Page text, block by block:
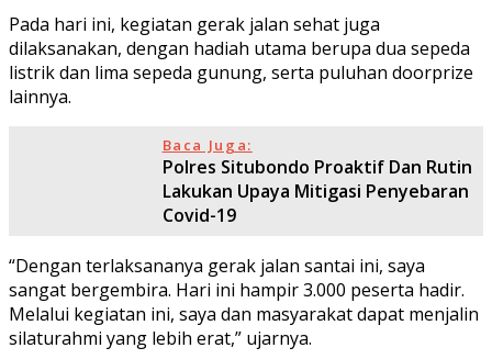
Pada hari ini, kegiatan gerak jalan sehat juga
dilaksanakan, dengan hadiah utama berupa dua sepeda
listrik dan lima sepeda gunung, serta puluhan doorprize
lainnya.
Baca Juga:
Polres Situbondo Proaktif Dan Rutin
Lakukan Upaya Mitigasi Penyebaran
Covid-19
“Dengan terlaksananya gerak jalan santai ini, saya
sangat bergembira. Hari ini hampir 3.000 peserta hadir.
Melalui kegiatan ini, saya dan masyarakat dapat menjalin
silaturahmi yang lebih erat,” ujarnya.